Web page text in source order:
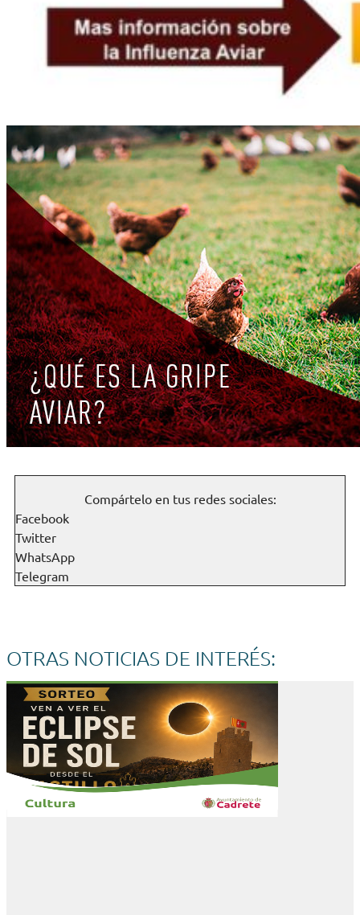
Compártelo en tus redes sociales:
Facebook
Twitter
WhatsApp
Telegram
OTRAS NOTICIAS DE INTERÉS: